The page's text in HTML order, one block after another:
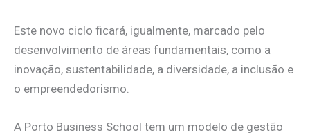
Este novo ciclo ficará, igualmente, marcado pelo
desenvolvimento de áreas fundamentais, como a
inovação, sustentabilidade, a diversidade, a inclusão e
o empreendedorismo.
A Porto Business School tem um modelo de gestão